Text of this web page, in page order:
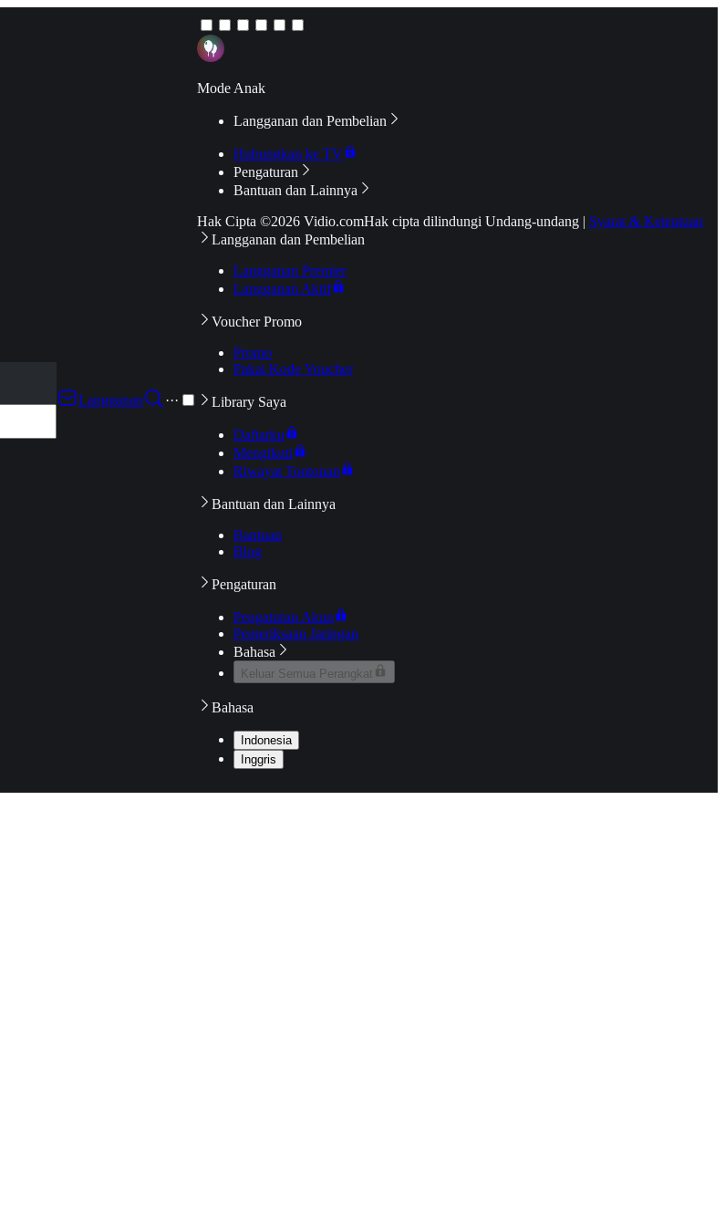
Langganan
···
Mode Anak
Langganan dan Pembelian
Hubungkan ke TV
Pengaturan
Bantuan dan Lainnya
Hak Cipta ©2026 Vidio.comHak cipta dilindungi Undang-undang | Syarat & Ketentuan
Langganan dan Pembelian
Langganan Premier
Langganan Aktif
Voucher Promo
Promo
Pakai Kode Voucher
Library Saya
Daftarku
Mengikuti
Riwayat Tontonan
Bantuan dan Lainnya
Bantuan
Blog
Pengaturan
Pengaturan Akun
Pemeriksaan Jaringan
Bahasa
Keluar Semua Perangkat
Bahasa
Indonesia
Inggris